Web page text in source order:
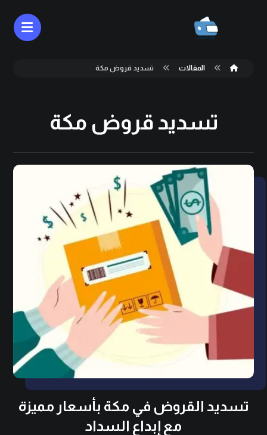
المقالات تسديد قروض مكة
تسديد قروض مكة
تسديد القروض في مكة بأسعار مميزة
مع إبداع السداد